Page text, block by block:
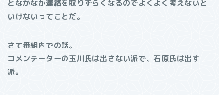
となかなか連絡を取りずらくなるのでよくよく考えないと
いけないってことだ。
さて番組内での話。
コメンテーターの玉川氏は出さない派で、石原氏は出す
派。